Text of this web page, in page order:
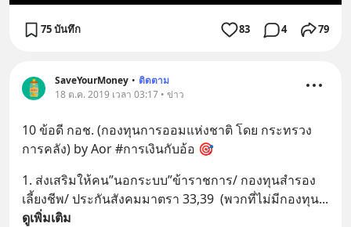
75 บันทึก 83 4 79
SaveYourMoney • ติดตาม
18 ต.ค. 2019 เวลา 03:17 • ข่าว
10 ข้อดี กอช. (กองทุนการออมแห่งชาติ โดย กระทรวง
การคลัง) by Aor #การเงินกับอ้อ 🎯
1. ส่งเสริมให้คน”นอกระบบ”ข้าราชการ/ กองทุนสำรอง
เลี้ยงชีพ/ ประกันสังคมมาตรา 33,39  (พวกที่ไม่มีกองทุน
ดูเพิ่มเติม